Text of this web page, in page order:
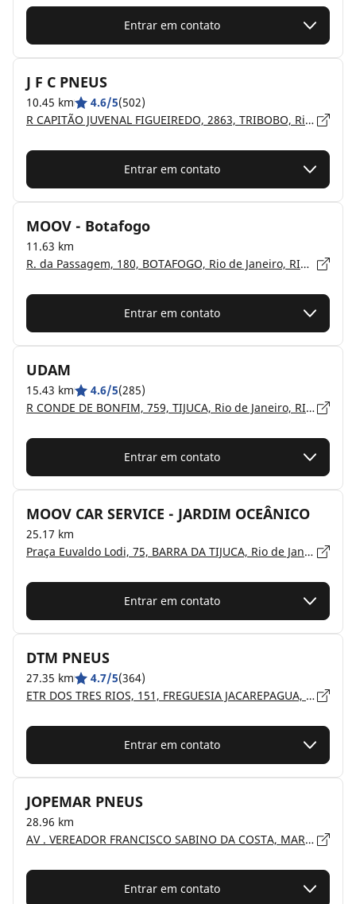
Entrar em contato
J F C PNEUS
10.45 km 4.6/5(502)
R CAPITÃO JUVENAL FIGUEIREDO, 2863, TRIBOBO, Rio de Janeiro, SÃO GONÇALO - 24744-560
Entrar em contato
MOOV - Botafogo
11.63 km
R. da Passagem, 180, BOTAFOGO, Rio de Janeiro, RIO DE JANEIRO - 22611-260
Entrar em contato
UDAM
15.43 km 4.6/5(285)
R CONDE DE BONFIM, 759, TIJUCA, Rio de Janeiro, RIO DE JANEIRO - 20530-000
Entrar em contato
MOOV CAR SERVICE - JARDIM OCEÂNICO
25.17 km
Praça Euvaldo Lodi, 75, BARRA DA TIJUCA, Rio de Janeiro, RIO DE JANEIRO - 22640-010
Entrar em contato
DTM PNEUS
27.35 km 4.7/5(364)
ETR DOS TRES RIOS, 151, FREGUESIA JACAREPAGUA, Rio de Janeiro, RIO DE JANEIRO - 22755-001
Entrar em contato
JOPEMAR PNEUS
28.96 km
AV . VEREADOR FRANCISCO SABINO DA COSTA, MARICÁ - CENTRO, Rio de Janeiro, Maricá - 24900-660
Entrar em contato